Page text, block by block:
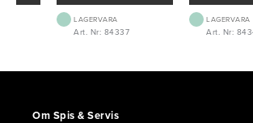
LAGERVARA
Art. Nr: 84337
LAGERVARA
Art. Nr:
Om Spis & Servis